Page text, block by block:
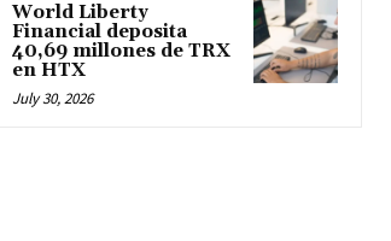
World Liberty
Financial deposita
40,69 millones de TRX
en HTX
July 30, 2026